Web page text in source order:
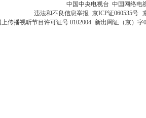
中国中央电视台 中国网络电
违法和不良信息举报 京ICP证060535号
上传播视听节目许可证号 0102004 新出网证（京）